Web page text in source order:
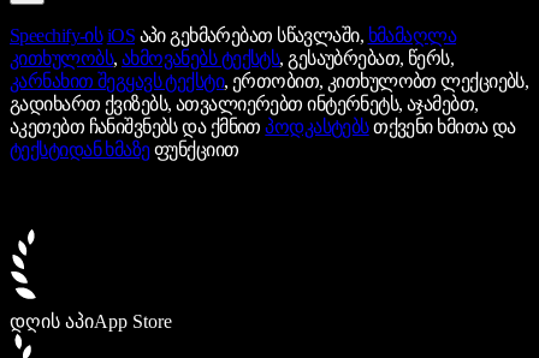
Speechify-ის iOS აპი გეხმარებათ სწავლაში, ხმამაღლა
კითხულობს, ახმოვანებს ტექსტს, გესაუბრებათ, წერს,
კარნახით შეგყავს ტექსტი, ერთობით, კითხულობთ ლექციებს,
გადიხართ ქვიზებს, ათვალიერებთ ინტერნეტს, აჯამებთ,
აკეთებთ ჩანიშვნებს და ქმნითპოდკასტებსთქვენი ხმითა და
ტექსტიდან ხმაზეფუნქციით
დღის აპიApp Store